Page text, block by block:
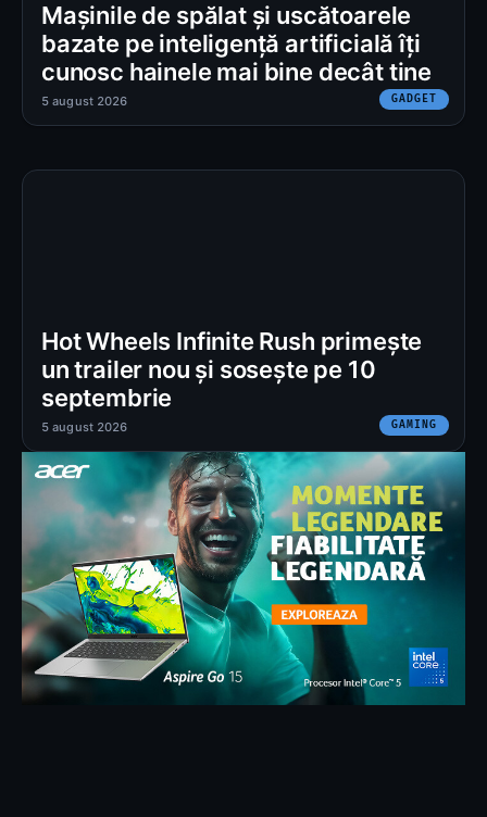
Mașinile de spălat și uscătoarele
bazate pe inteligență artificială îți
cunosc hainele mai bine decât tine
GADGET
5 august 2026
Hot Wheels Infinite Rush primește
un trailer nou și sosește pe 10
septembrie
GAMING
5 august 2026